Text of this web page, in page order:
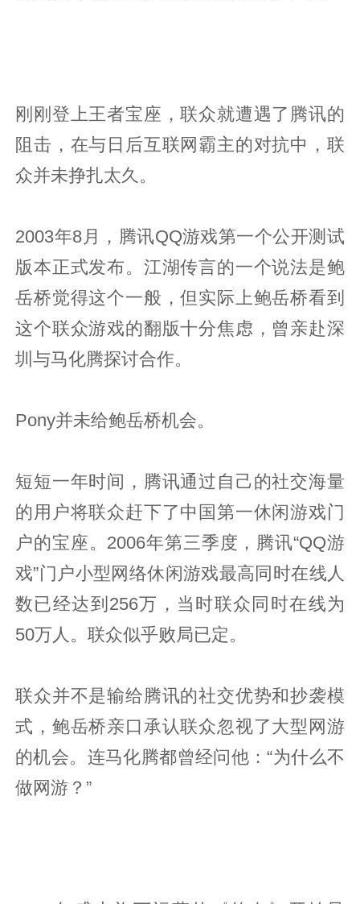
刚刚登上王者宝座，联众就遭遇了腾讯的
阻击，在与日后互联网霸主的对抗中，联
众并未挣扎太久。
2003年8月，腾讯QQ游戏第一个公开测试
版本正式发布。江湖传言的一个说法是鲍
岳桥觉得这个一般，但实际上鲍岳桥看到
这个联众游戏的翻版十分焦虑，曾亲赴深
圳与马化腾探讨合作。
Pony并未给鲍岳桥机会。
短短一年时间，腾讯通过自己的社交海量
的用户将联众赶下了中国第一休闲游戏门
户的宝座。2006年第三季度，腾讯“QQ游
戏”门户小型网络休闲游戏最高同时在线人
数已经达到256万，当时联众同时在线为
50万人。联众似乎败局已定。
联众并不是输给腾讯的社交优势和抄袭模
式，鲍岳桥亲口承认联众忽视了大型网游
的机会。连马化腾都曾经问他：“为什么不
做网游？”